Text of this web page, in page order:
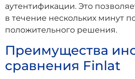
аутентификации. Это
в течение нескольких минут
положительного решения.
Преимущества
сравнения Finlat